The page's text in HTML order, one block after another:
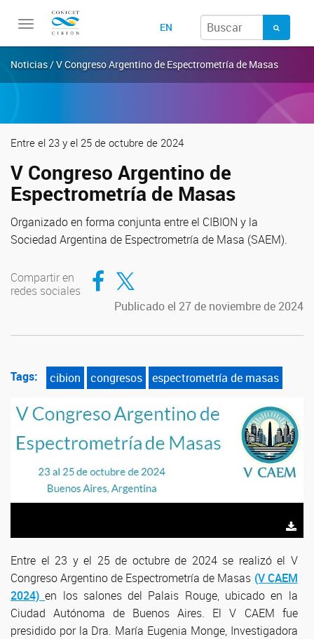
Toggle
EN
Noticias / V Congreso Argentino de Espectrometría de Masas
Entre el 23 y el 25 de octubre de 2024
V Congreso Argentino de
Espectrometría de Masas
Organizado en forma conjunta entre el CIBION y la
Sociedad Argentina de Espectrometría de Masa (SAEM).
Compartir en
redes sociales
Compartir en Facebook
Compartir en Twitter
Publicado el 27 de noviembre de 2024
Tags: cibion congresos espectrometría de masas
Entre el 23 y el 25 de octubre de 2024 se realizó el V
Congreso Argentino de Espectrometría de Masas (V CAEM
2024)en los salones del Palais Rouge, ubicado en la
Ciudad Autónoma de Buenos Aires. El V CAEM fue
presidido por la Dra. María Eugenia Monge, Investigadora